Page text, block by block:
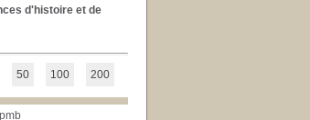
d'histoire et de
50 100 200
pmb